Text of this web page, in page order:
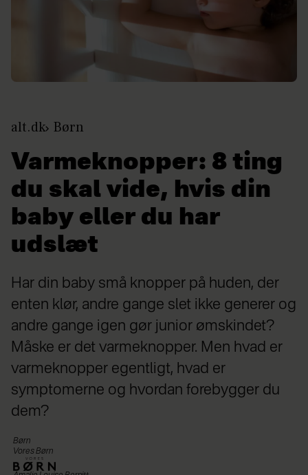
alt.dk Børn
Varmeknopper: 8 ting
du skal vide, hvis din
baby eller du har
udslæt
Har din baby små knopper på huden, der
enten klør, andre gange slet ikke generer og
andre gange igen gør junior ømskindet?
Måske er det varmeknopper. Men hvad er
varmeknopper egentligt, hvad er
symptomerne og hvordan forebygger du
dem?
Børn
Vores Børn